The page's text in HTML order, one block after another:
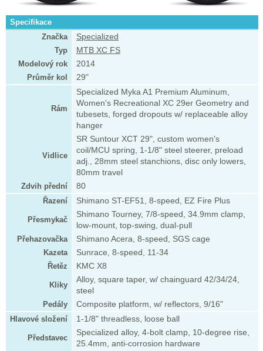
Specifikace
Značka
Specialized
Typ
MTB XC FS
Modelový rok
2014
Průměr kol
29"
Rám
Specialized Myka A1 Premium Aluminum,
Women's Recreational XC 29er Geometry and
tubesets, forged dropouts w/ replaceable alloy
hanger
Vidlice
SR Suntour XCT 29", custom women's
coil/MCU spring, 1-1/8" steel steerer, preload
adj., 28mm steel stanchions, disc only lowers,
80mm travel
Zdvih přední
80
Řazení
Shimano ST-EF51, 8-speed, EZ Fire Plus
Přesmykač
Shimano Tourney, 7/8-speed, 34.9mm clamp,
low-mount, top-swing, dual-pull
Přehazovačka
Shimano Acera, 8-speed, SGS cage
Kazeta
Sunrace, 8-speed, 11-34
Řetěz
KMC X8
Kliky
Alloy, square taper, w/ chainguard 42/34/24,
steel
Pedály
Composite platform, w/ reflectors, 9/16"
Hlavové složení
1-1/8" threadless, loose ball
Představec
Specialized alloy, 4-bolt clamp, 10-degree rise,
25.4mm, anti-corrosion hardware